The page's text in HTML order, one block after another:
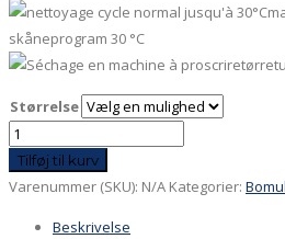
skåneprogram 30 °C
Størrelse
Fantasi
over
streger
Tilføj til kurv
Varenummer (SKU): N/A Kategorier:
Beskrivelse